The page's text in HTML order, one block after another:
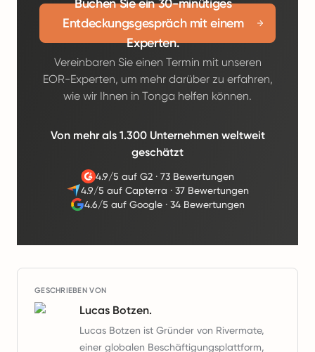
Buchen Sie ein 30-minütiges
Entdeckungsgespräch mit einem
Experten.
Vereinbaren Sie einen Termin mit unseren
EOR-Experten, um mehr darüber zu erfahren,
wie wir Ihnen in Tonga helfen können.
Von mehr als 1.300 Unternehmen weltweit
geschätzt
4.9/5 auf G2· 73 Bewertungen
4.9/5 auf Capterra · 37 Bewertungen
4.6/5 auf Google ·34 Bewertungen
GESCHRIEBEN VON
Lucas Botzen.
Lucas Botzen ist Gründer von Rivermate,
einer globalen Beschäftigungsplattform,